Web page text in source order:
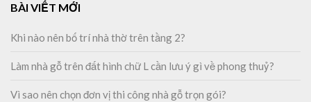
BÀI VIẾT MỚI
Khi nào nên bố trí nhà thờ trên tầng 2?
Làm nhà gỗ trên đất hình chữ L cần lưu ý gì về phong thuỷ?
Vì sao nên chọn đơn vị thi công nhà gỗ trọn gói?